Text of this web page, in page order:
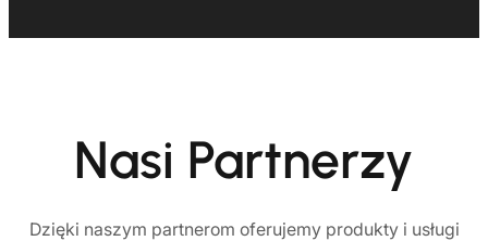
Nasi Partnerzy
Dzięki naszym partnerom oferujemy produkty i usługi